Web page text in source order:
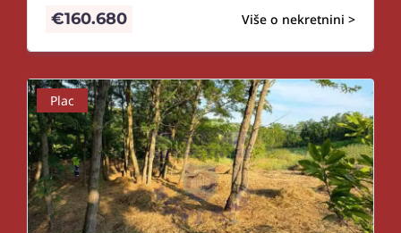
Više o nekretnini >
€160.680
Plac